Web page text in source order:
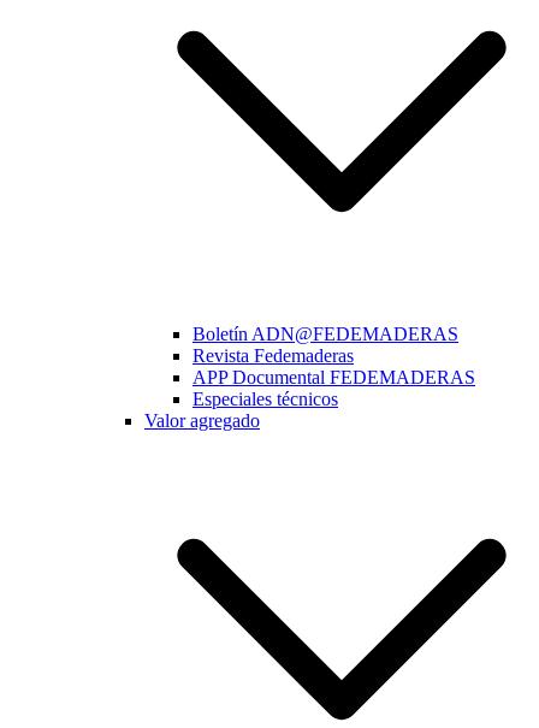
Boletín ADN@FEDEMADERAS
Revista Fedemaderas
APP Documental FEDEMADERAS
Especiales técnicos
Valor agregado